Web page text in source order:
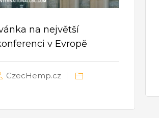
na největší
v Evropě
CzecHemp.cz